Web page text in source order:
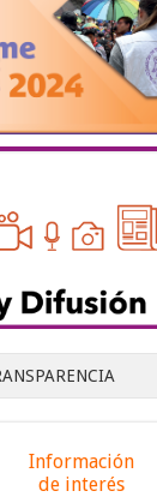
Información
de interés